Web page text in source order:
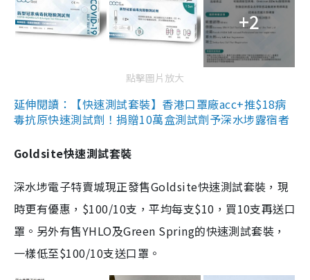
+2
點擊圖片放大
延伸閱讀：【快速測試套裝】香港口罩廠acc+推$18病
毒抗原快速測試劑！捐贈10萬盒測試劑予深水埗露宿者
Goldsite快速測試套裝
深水埗電子特賣城現正發售Goldsite快速測試套裝，現
時更有優惠，$100/10支，平均每支$10，買10支再送口
罩。另外有售YHLO及Green Spring的快速測試套裝，
一樣低至$100/10支送口罩。